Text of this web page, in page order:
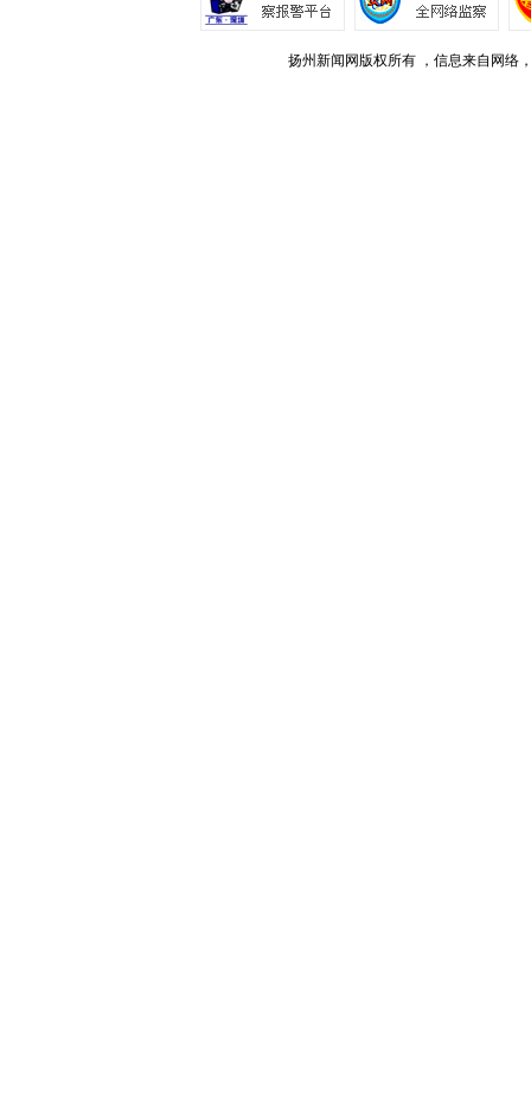
扬州新闻网版权所有 ，信息来自网络